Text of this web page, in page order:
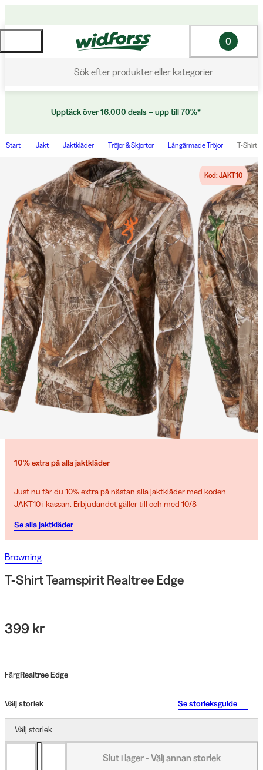
Sök efter produkter eller kategorier
0
Upptäck över 16.000 deals – upp till 70%*
Start Jakt Jaktkläder Tröjor & Skjortor Långärmade Tröjor T-Shirt
Kod: JAKT10
10% extra på alla jaktkläder
Just nu får du 10% extra på nästan alla jaktkläder med koden
JAKT10 i kassan. Erbjudandet gäller till och med 10/8
Se alla jaktkläder
Browning
T-Shirt Teamspirit Realtree Edge
399 kr
FärgRealtree Edge
Välj storlek Se storleksguide
Välj storlek
Slut i lager - Välj annan storlek